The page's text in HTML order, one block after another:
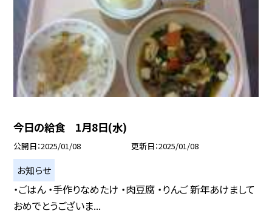
今日の給食 1月8日(水)
公開日 2025/01/08 更新日 2025/01/08
お知らせ
・ごはん ・手作りなめたけ ・肉豆腐 ・りんご 新年あけまして
おめでとうございま...